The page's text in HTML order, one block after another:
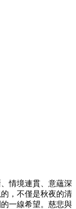
情境連貫、意蘊深
，不僅是秋夜的清
一線希望。慈悲與